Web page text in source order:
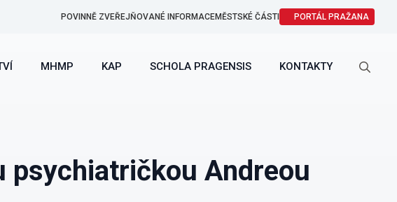
POVINNĚ ZVEŘEJŇOVANÉ INFORMACEMĚSTSKÉ ČÁSTI PORTÁL PRAŽANA
MHMP KAP SCHOLA PRAGENSIS KONTAKTY
psychiatričkou Andreou